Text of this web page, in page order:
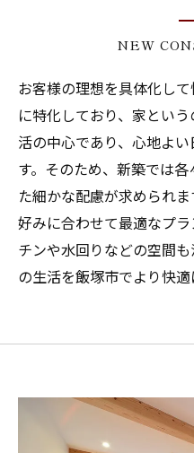
NEW
お客様の理想を具体化し
に特化しており、家とい
活の中心であり、心地よ
す。そのため、新築では
た細かな配慮が求められ
好みに合わせて最適なプ
チンや水回りなどの空間
の生活を飯塚市でより快適